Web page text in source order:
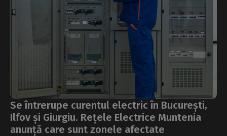
Se întrerupe curentul electric în București,
Ilfov și Giurgiu. Rețele Electrice Muntenia
anunță care sunt zonele afectate